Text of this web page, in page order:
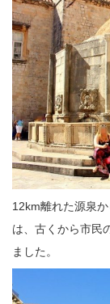
12km離れた源泉
は、古くから市民
ました。